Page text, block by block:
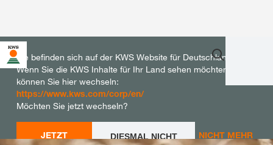
Sie befinden sich auf der KWS Website für Deutschland.
Wenn Sie die KWS Inhalte für Ihr Land sehen möchten,
können Sie hier wechseln:
https://www.kws.com/corp/en/
Möchten Sie jetzt wechseln?
JETZT
DIESMAL NICHT
NICHT MEHR